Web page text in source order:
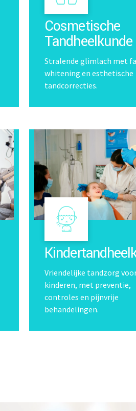
Cosmetische
Tandheelkunde
Stralende glimlach met
whitening en esthetische
tandcorrecties.
Vriendelijke tandzorg
kinderen, met preventie,
controles en pijnvrije
behandelingen.